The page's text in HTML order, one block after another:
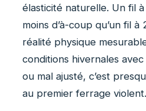
élasticité naturelle. Un fil
moins d’à-coup qu’un fil à
réalité physique
conditions hivernales
ou mal ajusté, c’est
au premier ferrage violent.